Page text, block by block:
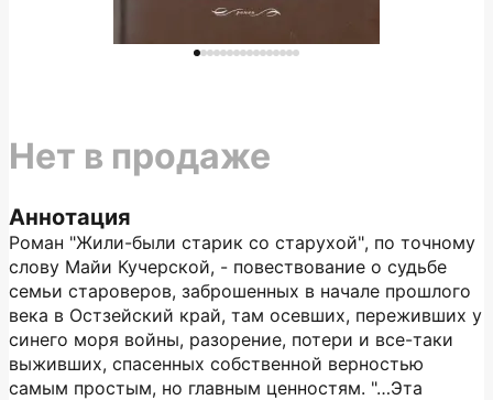
Аннотация
Роман "Жили-были старик со старухой", по точному
слову Майи Кучерской, - повествование о судьбе
семьи староверов, заброшенных в начале прошлого
века в Остзейский край, там осевших, переживших у
синего моря войны, разорение, потери и все-таки
выживших, спасенных собственной верностью
самым простым, но главным ценностям. "…Эта
Нет в продаже